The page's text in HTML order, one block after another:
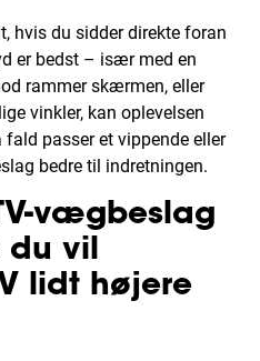
hvis du sidder direkte foran
er bedst – især med en
rammer skærmen, eller
vinkler, kan oplevelsen
passer et vippende eller
bedre til indretningen.
vægbeslag
du vil
lidt højere